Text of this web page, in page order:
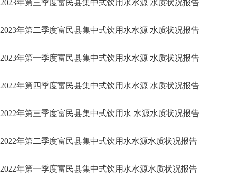
2023年第三季度富民县集中式饮用水水源 水质状况报告
2023年第二季度富民县集中式饮用水水源 水质状况报告
2023年第一季度富民县集中式饮用水水源 水质状况报告
2022年第四季度富民县集中式饮用水水源 水质状况报告
2022年第三季度富民县集中式饮用水 水源水质状况报告
2022年第二季度富民县集中式饮用水水源水质状况报告
2022年第一季度富民县集中式饮用水水源水质状况报告